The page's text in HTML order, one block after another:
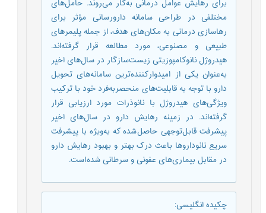
برای رهایش عوامل درمانی به‌کار می‌روند. حامل‌های
مختلفی در طراحی سامانه دارورسانی مؤثر برای
رهاسازی درمانی به مکان‌های هدف، از جمله پلیمرهای
طبیعی و مصنوعی، مورد مطالعه قرار گرفته‌اند.
هیدروژل نانوکامپوزیتی زیست‌سازگار در سال‌های اخیر
به‌عنوان یکی از امیدوارکننده‌ترین سامانه‌های تحویل
دارو با توجه به قابلیت‌های منحصربه‌فرد خود با ترکیب
ویژگی‌های هیدروژل با نانوذرات مورد ارزیابی قرار
گرفته‌اند. در زمینه رهایش دارو در سال‌های اخیر
پیشرفت قابل‌توجهی حاصل شده که به‌ویژه با پیشرفت
سریع نانوداروها باعث درک بهتر و بهبود رهایش دارو
در مقابل بیماری‌های عفونی و سرطانی شده است.
چکیده انگلیسی: